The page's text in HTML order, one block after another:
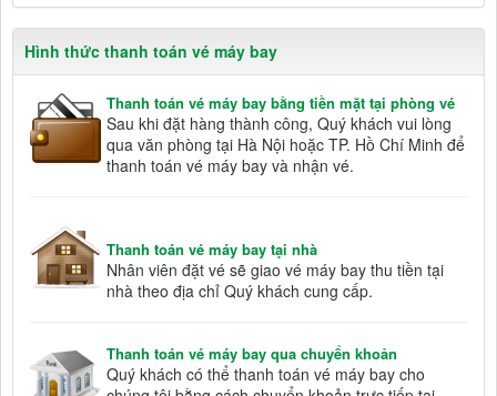
Hình thức thanh toán vé máy bay
Thanh toán vé máy bay bằng tiền mặt tại phòng vé
Sau khi đặt hàng thành công, Quý khách vui lòng
qua văn phòng tại Hà Nội hoặc TP. Hồ Chí Minh để
thanh toán vé máy bay và nhận vé.
Thanh toán vé máy bay tại nhà
Nhân viên đặt vé sẽ giao vé máy bay thu tiền tại
nhà theo địa chỉ Quý khách cung cấp.
Thanh toán vé máy bay qua chuyển khoản
Quý khách có thể thanh toán vé máy bay cho